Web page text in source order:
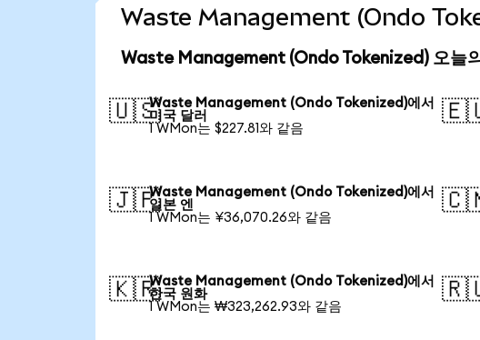
Waste Management (Ondo
Waste Management (Ondo Tokenized) 오늘
🇺🇸Waste Management (Ondo Tokenized)에서
미국 달러
1 WMon는 $227.81와 같음
🇯🇵Waste Management (Ondo Tokenized)에서
일본 엔
1 WMon는 ¥36,070.26와 같음
🇰🇷Waste Management (Ondo Tokenized)에서
한국 원화
1 WMon는 ₩323,262.93와 같음